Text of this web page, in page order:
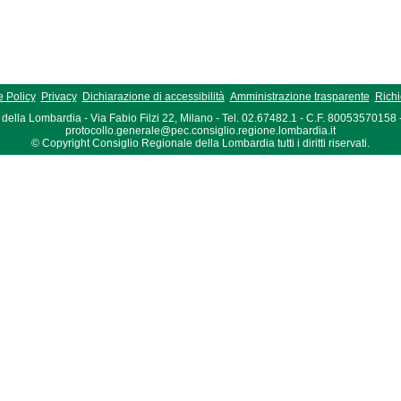
Policy Privacy Dichiarazione di accessibilità Amministrazione trasparente
Lombardia - Via Fabio Filzi 22, Milano - Tel. 02.67482.1 - C.F. 80053570158
protocollo.generale@pec.consiglio.regione.lombardia.it
© Copyright Consiglio Regionale della Lombardia tutti i diritti riservati.